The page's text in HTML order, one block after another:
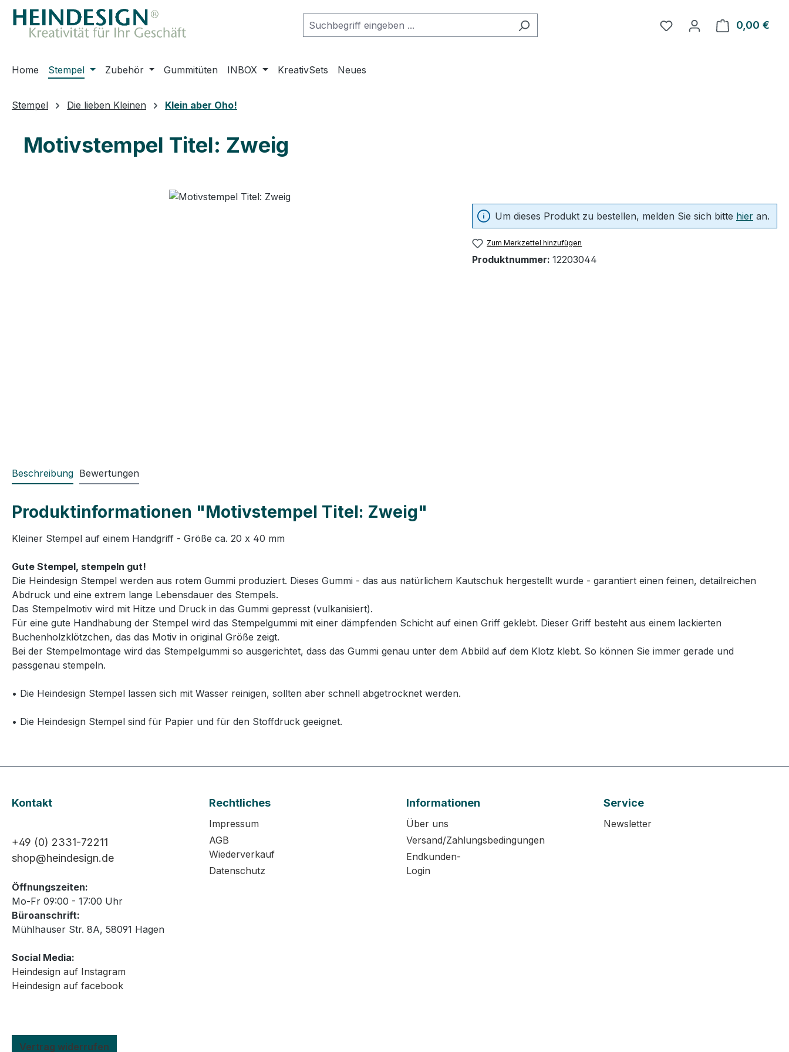
Hauptinhalt springen
Zur Suche springen
Zur Hauptnavigation springen
Du hast 0 Produkte auf
0,00 €
Home Stempel Zubehör Gummitüten INBOX KreativSets Neues
Stempel Die lieben Kleinen Klein aber Oho!
Motivstempel Titel: Zweig
Um dieses Produkt zu bestellen, melden Sie sich bitte hier an.
Zum Merkzettel hinzufügen
Produktnummer: 12203044
Beschreibung Bewertungen
Produktinformationen "Motivstempel Titel: Zweig"
Kleiner Stempel auf einem Handgriff - Größe ca. 20 x 40 mm
Gute Stempel, stempeln gut!
Die Heindesign Stempel werden aus rotem Gummi produziert. Dieses Gummi - das aus natürlichem Kautschuk hergestellt wurde - garantiert einen feinen, detailreichen
Abdruck und eine extrem lange Lebensdauer des Stempels.
Das Stempelmotiv wird mit Hitze und Druck in das Gummi gepresst (vulkanisiert).
Für eine gute Handhabung der Stempel wird das Stempelgummi mit einer dämpfenden Schicht auf einen Griff geklebt. Dieser Griff besteht aus einem lackierten
Buchenholzklötzchen, das das Motiv in original Größe zeigt.
Bei der Stempelmontage wird das Stempelgummi so ausgerichtet, dass das Gummi genau unter dem Abbild auf dem Klotz klebt. So können Sie immer gerade und
passgenau stempeln.
• Die Heindesign Stempel lassen sich mit Wasser reinigen, sollten aber schnell abgetrocknet werden.
• Die Heindesign Stempel sind für Papier und für den Stoffdruck geeignet.
Kontakt
+49 (0) 2331-72211
shop@heindesign.de
Öffnungszeiten:
Mo-Fr 09:00 - 17:00 Uhr
Büroanschrift:
Mühlhauser Str. 8A, 58091 Hagen
Social Media:
Heindesign auf Instagram
Heindesign auf facebook
Vertrag widerrufen
Rechtliches
Impressum
AGB
Wiederverkauf
Datenschutz
Informationen
Über uns
Versand/Zahlungsbedingungen
Endkunden-
Login
Service
Newsletter